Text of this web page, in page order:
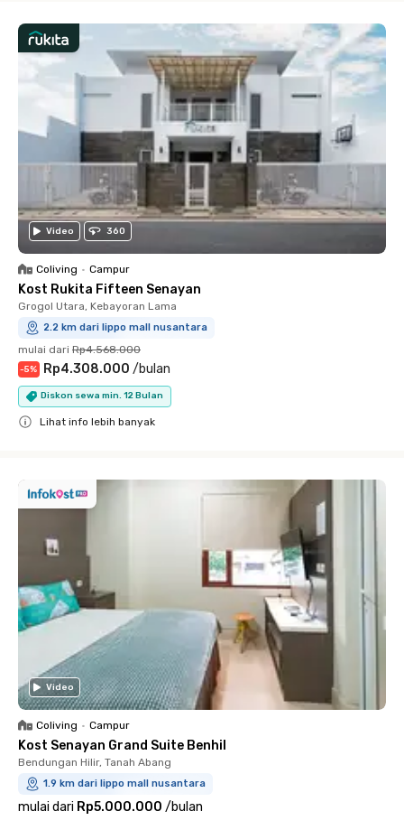
Video 360
Coliving • Campur
Kost Rukita Fifteen Senayan
Grogol Utara, Kebayoran Lama
2.2 km dari lippo mall nusantara
mulai dari Rp4.568.000
-5% Rp4.308.000 /bulan
Diskon sewa min. 12 Bulan
Lihat info lebih banyak
Video
Coliving • Campur
Kost Senayan Grand Suite Benhil
Bendungan Hilir, Tanah Abang
1.9 km dari lippo mall nusantara
mulai dari Rp5.000.000 /bulan